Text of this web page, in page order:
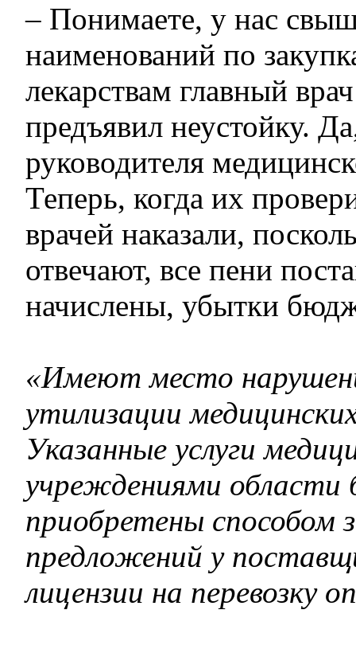
– Понимаете, у нас
наименований по
лекарствам главный
предъявил неустойку.
руководителя
Теперь, когда их
врачей наказали,
отвечают, все пени
начислены, убытки
«Имеют место
утилизации
Указанные услуги
учреждениями области
приобретены способом
предложений у
лицензии на перевозку